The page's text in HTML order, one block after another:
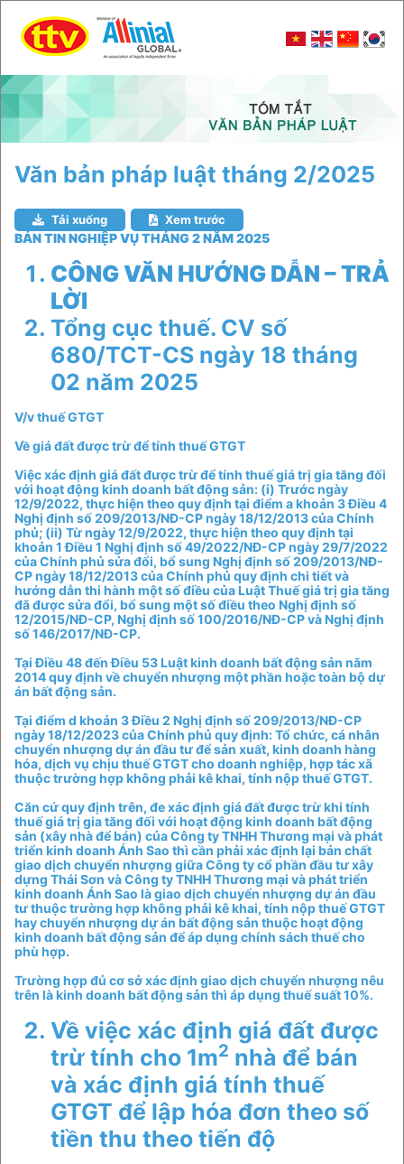
Văn bản pháp luật tháng 2/2025
Tải xuống Xem trước
BẢN TIN NGHIỆP VỤ THÁNG 2 NĂM 2025
CÔNG VĂN HƯỚNG DẪN – TRẢ
LỜI
Tổng cục thuế. CV số
680/TCT-CS ngày 18 tháng
02 năm 2025
V/v thuế GTGT
Về giá đất được trừ để tính thuế GTGT
Việc xác định giá đất được trừ để tính thuế giá trị gia tăng đối
với hoạt động kinh doanh bất động sản: (i) Trước ngày
12/9/2022, thực hiện theo quy định tại điểm a khoản 3 Điều 4
Nghị định số 209/2013/NĐ-CP ngày 18/12/2013 của Chính
phủ; (ii) Từ ngày 12/9/2022, thực hiện theo quy định tại
khoản 1 Điều 1 Nghị định số 49/2022/NĐ-CP ngày 29/7/2022
của Chính phủ sửa đổi, bổ sung Nghị định số 209/2013/NĐ-
CP ngày 18/12/2013 của Chính phủ quy định chi tiết và
hướng dẫn thi hành một số điều của Luật Thuế giá trị gia tăng
đã được sửa đổi, bổ sung một số điều theo Nghị định số
12/2015/NĐ-CP, Nghị định số 100/2016/NĐ-CP và Nghị định
số 146/2017/NĐ-CP.
Tại Điều 48 đến Điều 53 Luật kinh doanh bất động sản năm
2014 quy định về chuyển nhượng một phần hoặc toàn bộ dự
án bất động sản.
Tại điểm d khoản 3 Điều 2 Nghị định số 209/2013/NĐ-CP
ngày 18/12/2023 của Chính phủ quy định: Tổ chức, cá nhân
chuyển nhượng dự án đầu tư để sản xuất, kinh doanh hàng
hóa, dịch vụ chịu thuế GTGT cho doanh nghiệp, hợp tác xã
thuộc trường hợp không phải kê khai, tính nộp thuế GTGT.
Căn cứ quy định trên, đe xác định giá đất được trừ khi tính
thuế giá trị gia tăng đối với hoạt động kinh doanh bất động
sản (xây nhà để bán) của Công ty TNHH Thương mại và phát
triển kinh doanh Ánh Sao thì cần phải xác định lại bản chất
giao dịch chuyển nhượng giữa Công ty cổ phần đầu tư xây
dựng Thái Sơn và Công ty TNHH Thương mại và phát triển
kinh doanh Ánh Sao là giao dịch chuyển nhượng dự án đầu
tư thuộc trường hợp không phải kê khai, tính nộp thuế GTGT
hay chuyển nhượng dự án bất động sản thuộc hoạt động
kinh doanh bất động sản để áp dụng chính sách thuế cho
phù hợp.
Trường hợp đủ cơ sở xác định giao dịch chuyển nhượng nêu
trên là kinh doanh bất động sản thì áp dụng thuế suất 10%.
Về việc xác định giá đất được
trừ tính cho 1m2 nhà để bán
và xác định giá tính thuế
GTGT để lập hóa đơn theo số
tiền thu theo tiến độ